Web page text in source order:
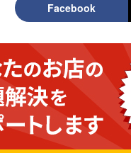
Facebook